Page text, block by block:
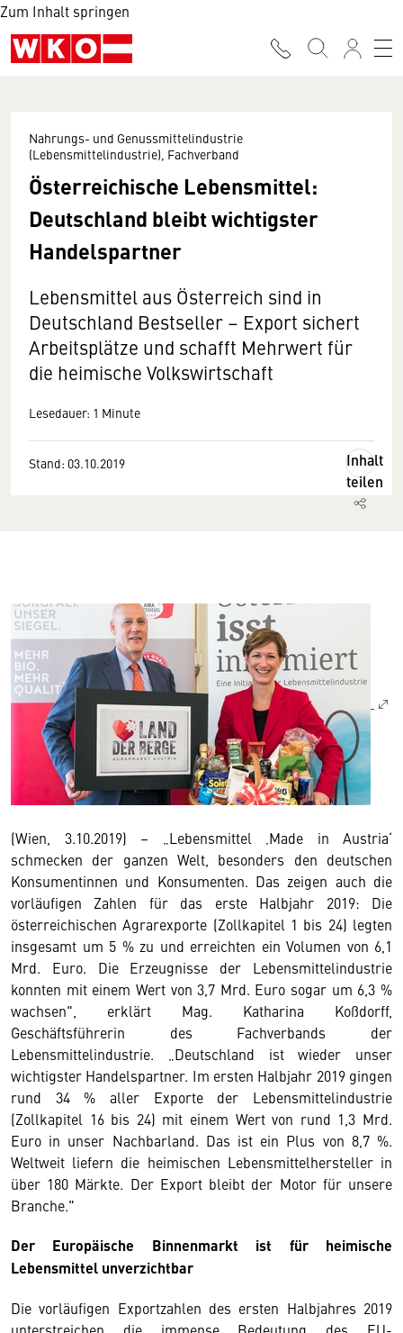
Zum Inhalt springen
Nahrungs- und Genussmittelindustrie
(Lebensmittelindustrie), Fachverband
Österreichische Lebensmittel:
Deutschland bleibt wichtigster
Handelspartner
Lebensmittel aus Österreich sind in
Deutschland Bestseller – Export sichert
Arbeitsplätze und schafft Mehrwert für
die heimische Volkswirtschaft
Lesedauer: 1 Minute
Stand: 03.10.2019
Inhalt
teilen
(Wien, 3.10.2019) – „Lebensmittel ‚Made in Austria‘
schmecken der ganzen Welt, besonders den deutschen
Konsumentinnen und Konsumenten. Das zeigen auch die
vorläufigen Zahlen für das erste Halbjahr 2019: Die
österreichischen Agrarexporte (Zollkapitel 1 bis 24) legten
insgesamt um 5 % zu und erreichten ein Volumen von 6,1
Mrd. Euro. Die Erzeugnisse der Lebensmittelindustrie
konnten mit einem Wert von 3,7 Mrd. Euro sogar um 6,3 %
wachsen", erklärt Mag. Katharina Koßdorff,
Geschäftsführerin des Fachverbands der
Lebensmittelindustrie. „Deutschland ist wieder unser
wichtigster Handelspartner. Im ersten Halbjahr 2019 gingen
rund 34 % aller Exporte der Lebensmittelindustrie
(Zollkapitel 16 bis 24) mit einem Wert von rund 1,3 Mrd.
Euro in unser Nachbarland. Das ist ein Plus von 8,7 %.
Weltweit liefern die heimischen Lebensmittelhersteller in
über 180 Märkte. Der Export bleibt der Motor für unsere
Branche."
Der Europäische Binnenmarkt ist für heimische
Lebensmittel unverzichtbar
Die vorläufigen Exportzahlen des ersten Halbjahres 2019